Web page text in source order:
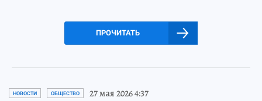
ПРОЧИТАТЬ
НОВОСТИ ОБЩЕСТВО 27 мая 2026 4:37